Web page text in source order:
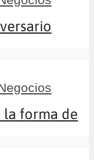
la forma de